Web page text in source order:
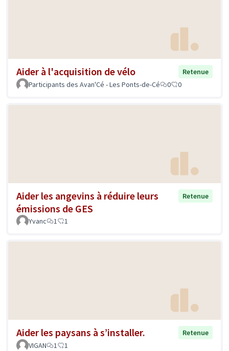
Aider à l'acquisition de vélo
Retenue
Participants des Avan'Cé - Les Ponts-de-Cé
0 0
Aider les angevins à réduire leurs
émissions de GES
Retenue
Yvanc 1 1
Aider les paysans à s’installer.
Retenue
VIGAN
1 1